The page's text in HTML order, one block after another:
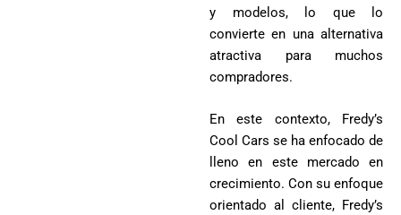
y modelos, lo que lo
convierte en una alternativa
atractiva para muchos
compradores.
En este contexto, Fredy’s
Cool Cars se ha enfocado de
lleno en este mercado en
crecimiento. Con su enfoque
orientado al cliente, Fredy’s